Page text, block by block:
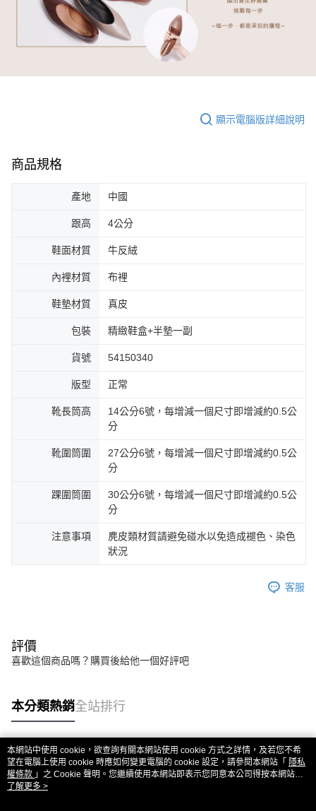
顯示電腦版詳細說明
商品規格
產地 中國
跟高 4公分
鞋面材質 牛反絨
內裡材質 布裡
鞋墊材質 真皮
包裝 精緻鞋盒+半墊一副
貨號 54150340
版型 正常
靴長筒高
14公分6號，每增減一個尺寸即增減約0.5公
分
靴圍筒圍
27公分6號，每增減一個尺寸即增減約0.5公
分
踝圍筒圍
30公分6號，每增減一個尺寸即增減約0.5公
分
注意事項
麂皮類材質請避免碰水以免造成褪色、染色
狀況
客服
評價
喜歡這個商品嗎？購買後給他一個好評吧
本分類熱銷全站排行
熱門標籤
本網站中使用 cookie，欲查詢有關本網站使用 cookie 方式之詳情，及若您不希
望在電腦上使用 cookie 時應如何變更電腦的 cookie 設定，請參閱本網站「 隱私
權條款 」之 Cookie 聲明。您繼續使用本網站即表示您同意本公司得按本網站使
用條款之 Cookie 聲明使用 cookie。
了解更多 >